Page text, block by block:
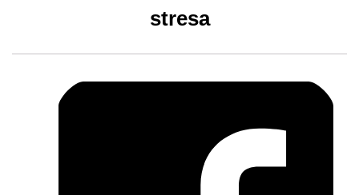
stresa